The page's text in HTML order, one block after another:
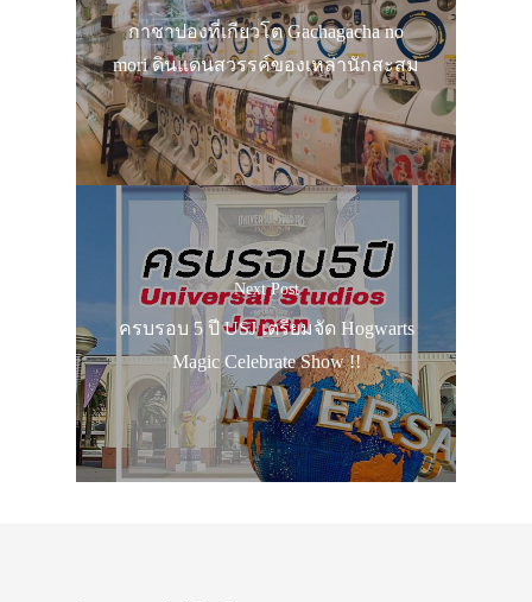
กาชาปองที่เกียวโต Gachagacha no
mori ดินแดนสวรรค์ของเหล่านักสะสม
Next Post
ครบรอบ 5 ปี USJ เตรียมจัด Hogwarts
Magic Celebrate Show !!